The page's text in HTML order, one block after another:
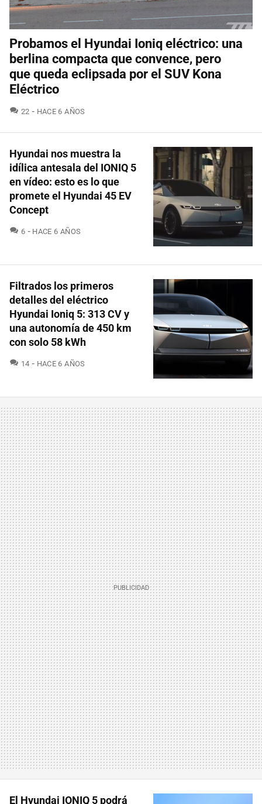
Probamos el Hyundai Ioniq eléctrico: una
berlina compacta que convence, pero
que queda eclipsada por el SUV Kona
Eléctrico
22 COMENTARIOS
HACE 6 AÑOS
Hyundai nos muestra la
idílica antesala del IONIQ 5
en vídeo: esto es lo que
promete el Hyundai 45 EV
Concept
6 COMENTARIOS
HACE 6 AÑOS
Filtrados los primeros
detalles del eléctrico
Hyundai Ioniq 5: 313 CV y
una autonomía de 450 km
con solo 58 kWh
14 COMENTARIOS
HACE 6 AÑOS
El Hyundai IONIQ 5 podrá